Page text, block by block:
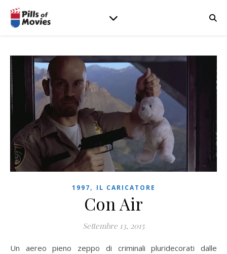
1997, IL CARICATORE
Con Air
Settembre 13, 2015
Un aereo pieno zeppo di criminali pluridecorati dalle